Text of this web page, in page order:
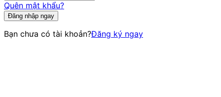
Quên mật khẩu?
Đăng nhập ngay
Bạn chưa có tài khoản?Đăng ký ngay